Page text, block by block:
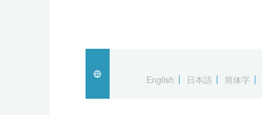
科学・技術
暮らし
English
日本語 简体字